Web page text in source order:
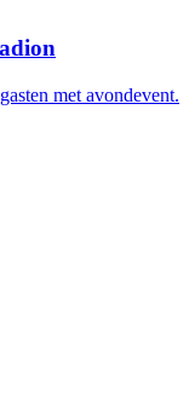
met avondevent.